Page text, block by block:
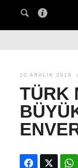
10 ARALIK 2016
TÜRK
FacebookTwitter